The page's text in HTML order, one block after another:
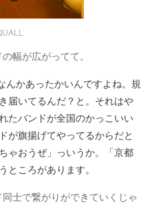
幅が広がってて。
んかあったかいんですよね。規
届いてるんだ？と。それはや
たバンドが全国のかっこいい
が旗揚げてやってるからだと
ゃおうぜ」っいうか。「京都
ころがあります。
士で繋がりができていくじゃ